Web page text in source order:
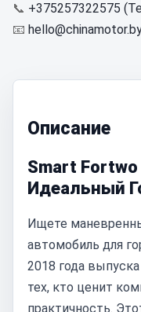
📞 +375257322575
📧
Описание
Smart
Идеальный
Ищете
автомобиль для
2018 года
тех, кто ценит
практичность.